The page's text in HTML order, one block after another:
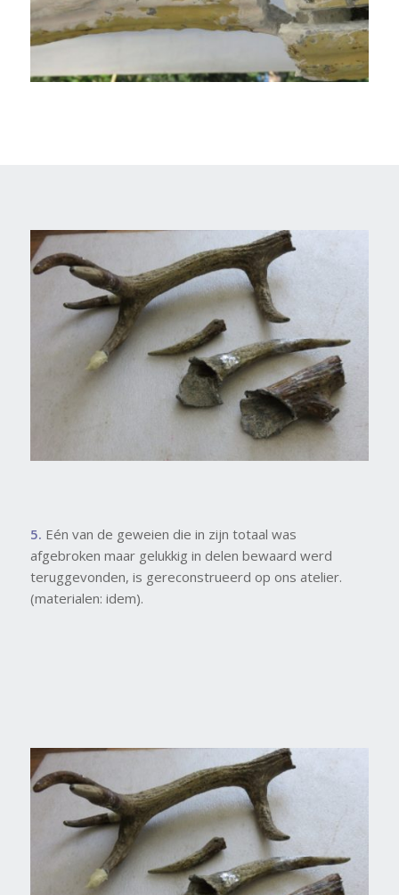
5. Eén van de geweien die in zijn totaal was
afgebroken maar gelukkig in delen bewaard werd
teruggevonden, is gereconstrueerd op ons atelier.
(materialen: idem).